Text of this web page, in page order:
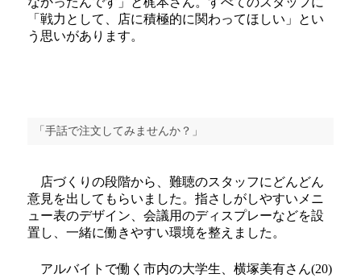
「戦力として、店に積極的に関わってほしい」とい
う思いがあります。
「手話で注文してみませんか？」
店づくりの段階から、難聴のスタッフにどんどん
意見を出してもらいました。指さしがしやすいメニ
ュー表のデザイン、会議用のディスプレーなどを設
置し、一緒に働きやすい環境を整えました。
アルバイトで働く市内の大学生、横塚美有さん(20)